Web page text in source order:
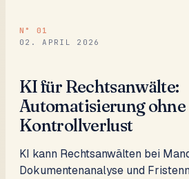
N° 01
02. APRIL 2026
KI für Rechtsanwälte:
Automatisierung ohne
Kontrollverlust
KI kann Rechtsanwälten bei
Dokumentenanalyse und